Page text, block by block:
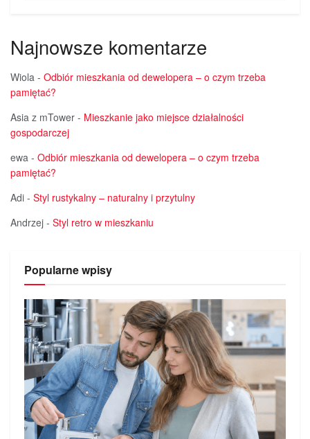
Najnowsze komentarze
Wiola - Odbiór mieszkania od dewelopera – o czym trzeba
pamiętać?
Asia z mTower - Mieszkanie jako miejsce działalności
gospodarczej
ewa - Odbiór mieszkania od dewelopera – o czym trzeba
pamiętać?
Adi - Styl rustykalny – naturalny i przytulny
Andrzej - Styl retro w mieszkaniu
Popularne wpisy